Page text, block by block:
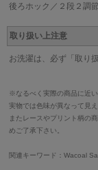
後ろホック／２段２調節
取り扱い上注意
お洗濯は、必ず「取り
※なるべく実際の商品に近
実物では色味が異なって見
またレースやプリント柄の
めご了承下さい。
関連キーワード：Wacoal